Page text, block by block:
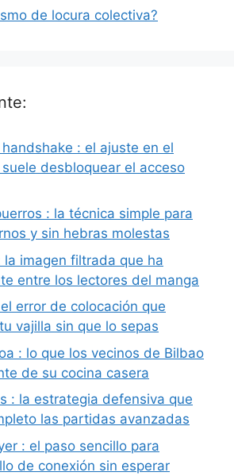
de locura colectiva?
: el ajuste en el
desbloquear el acceso
: la técnica simple para
y sin hebras molestas
la imagen filtrada que ha
entre los lectores del manga
error de colocación que
vajilla sin que lo sepas
: lo que los vecinos de Bilbao
de su cocina casera
: la estrategia defensiva que
las partidas avanzadas
: el paso sencillo para
de conexión sin esperar